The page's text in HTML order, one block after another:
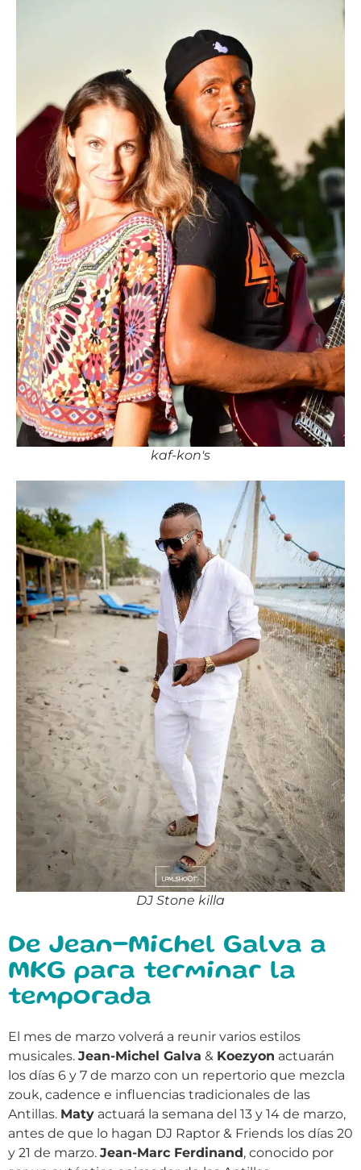
kaf-kon's
DJ Stone killa
De Jean-Michel Galva a
MKG para terminar la
temporada
El mes de marzo volverá a reunir varios estilos
musicales. Jean-Michel Galva & Koezyon actuarán
los días 6 y 7 de marzo con un repertorio que mezcla
zouk, cadence e influencias tradicionales de las
Antillas. Maty actuará la semana del 13 y 14 de marzo,
antes de que lo hagan DJ Raptor & Friends los días 20
y 21 de marzo. Jean-Marc Ferdinand, conocido por